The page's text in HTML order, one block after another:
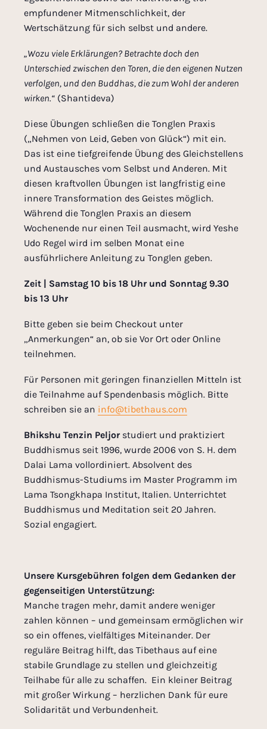
empfundener Mitmenschlichkeit, der
Wertschätzung für sich selbst und andere.
„Wozu viele Erklärungen? Betrachte doch den
Unterschied zwischen den Toren, die den eigenen Nutzen
verfolgen, und den Buddhas, die zum Wohl der anderen
wirken.“ (Shantideva)
Diese Übungen schließen die Tonglen Praxis
(„Nehmen von Leid, Geben von Glück“) mit ein.
Das ist eine tiefgreifende Übung des Gleichstellens
und Austausches vom Selbst und Anderen. Mit
diesen kraftvollen Übungen ist langfristig eine
innere Transformation des Geistes möglich.
Während die Tonglen Praxis an diesem
Wochenende nur einen Teil ausmacht, wird Yeshe
Udo Regel wird im selben Monat eine
ausführlichere Anleitung zu Tonglen geben.
Zeit | Samstag 10 bis 18 Uhr und Sonntag 9.30
bis 13 Uhr
Bitte geben sie beim Checkout unter
„Anmerkungen“ an, ob sie Vor Ort oder Online
teilnehmen.
Für Personen mit geringen finanziellen Mitteln ist
die Teilnahme auf Spendenbasis möglich. Bitte
schreiben sie an info@tibethaus.com
Bhikshu Tenzin Peljorstudiert und praktiziert
Buddhismus seit 1996, wurde 2006 von S. H. dem
Dalai Lama vollordiniert. Absolvent des
Buddhismus-Studiums im Master Programm im
Lama Tsongkhapa Institut, Italien. Unterrichtet
Buddhismus und Meditation seit 20 Jahren.
Sozial engagiert.
Unsere Kursgebühren folgen dem Gedanken der
gegenseitigen Unterstützung:
Manche tragen mehr, damit andere weniger
zahlen können – und gemeinsam ermöglichen wir
so ein offenes, vielfältiges Miteinander. Der
reguläre Beitrag hilft, das Tibethaus auf eine
stabile Grundlage zu stellen und gleichzeitig
Teilhabe für alle zu schaffen. Ein kleiner Beitrag
mit großer Wirkung – herzlichen Dank für eure
Solidarität und Verbundenheit.